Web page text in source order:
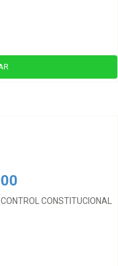
CONSTITUCIONAL